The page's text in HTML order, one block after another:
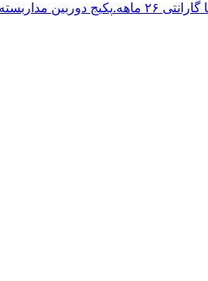
پکیج دوربین